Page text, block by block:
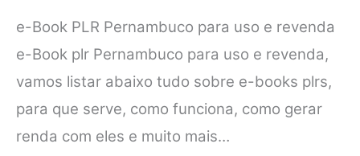
e-Book PLR Pernambuco para uso e revenda
e-Book plr Pernambuco para uso e revenda,
vamos listar abaixo tudo sobre e-books plrs,
para que serve, como funciona, como gerar
renda com eles e muito mais…